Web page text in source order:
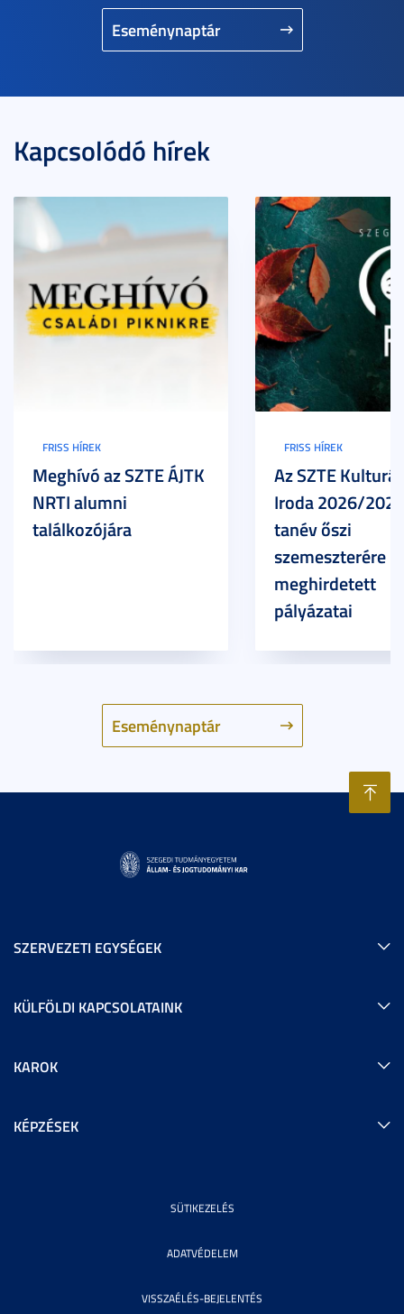
Eseménynaptár
Kapcsolódó hírek
Eseménynaptár
FRISS HÍREK
Meghívó az SZTE ÁJTK
NRTI alumni
találkozójára
FRISS HÍREK
Az SZTE
Iroda 2026/
tanév őszi
szemeszterére
meghirdetett
pályázatai
SZERVEZETI EGYSÉGEK
KÜLFÖLDI KAPCSOLATAINK
KAROK
KÉPZÉSEK
SÜTIKEZELÉS
ADATVÉDELEM
VISSZAÉLÉS-BEJELENTÉS